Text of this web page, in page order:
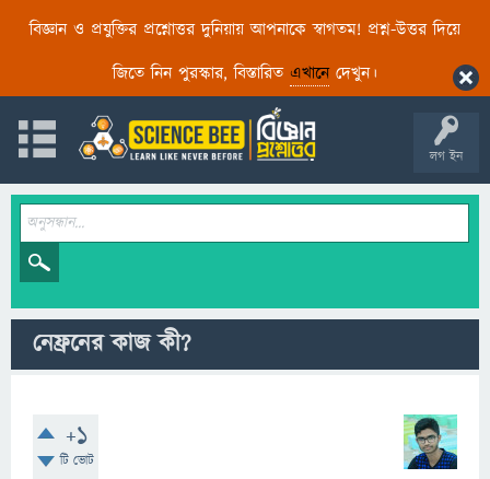
বিজ্ঞান ও প্রযুক্তির প্রশ্নোত্তর দুনিয়ায় আপনাকে স্বাগতম! প্রশ্ন-উত্তর দিয়ে
জিতে নিন পুরস্কার, বিস্তারিত এখানেদেখুন।
লগ ইন
নেফ্রনের কাজ কী?
+1
টি ভোট